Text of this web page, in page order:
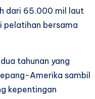
dari 65.000 mil laut
pelatihan bersama
tahunan yang
Amerika sambil
kepentingan